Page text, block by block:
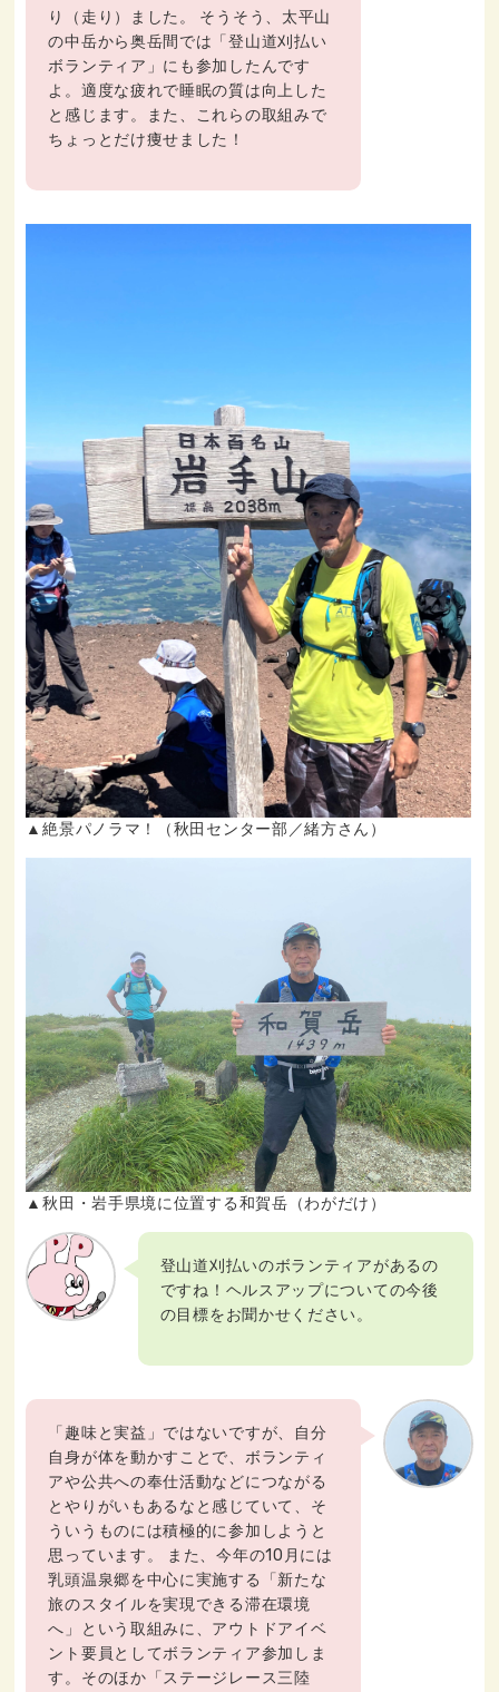
り（走り）ました。 そうそう、太平山
の中岳から奥岳間では「登山道刈払い
ボランティア」にも参加したんです
よ。適度な疲れで睡眠の質は向上した
と感じます。また、これらの取組みで
ちょっとだけ痩せました！
▲絶景パノラマ！（秋田センター部／緒方さん）
▲秋田・岩手県境に位置する和賀岳（わがだけ）
登山道刈払いのボランティアがあるの
ですね！ヘルスアップについての今後
の目標をお聞かせください。
「趣味と実益」ではないですが、自分
自身が体を動かすことで、ボランティ
アや公共への奉仕活動などにつながる
とやりがいもあるなと感じていて、そ
ういうものには積極的に参加しようと
思っています。 また、今年の10月には
乳頭温泉郷を中心に実施する「新たな
旅のスタイルを実現できる滞在環境
へ」という取組みに、アウトドアイベ
ント要員としてボランティア参加しま
す。そのほか「ステージレース三陸